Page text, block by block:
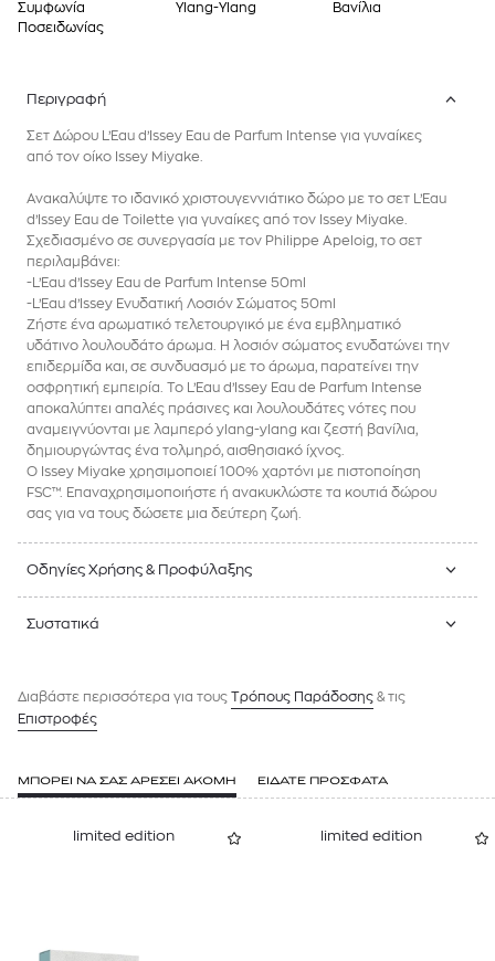
Συμφωνία
Ποσειδωνίας
Ylang-Ylang Βανίλια
Περιγραφή
Σετ Δώρου L’Eau d’Issey Eau de Parfum Intense για γυναίκες
από τον οίκο Issey Miyake.
Ανακαλύψτε το ιδανικό χριστουγεννιάτικο δώρο με το σετ L’Eau
d’Issey Eau de Toilette για γυναίκες από τον Issey Miyake.
Σχεδιασμένο σε συνεργασία με τον Philippe Apeloig, το σετ
περιλαμβάνει:
-L’Eau d’Issey Eau de Parfum Intense 50ml
-L’Eau d’Issey Ενυδατική Λοσιόν Σώματος 50ml
Ζήστε ένα αρωματικό τελετουργικό με ένα εμβληματικό
υδάτινο λουλουδάτο άρωμα. Η λοσιόν σώματος ενυδατώνει την
επιδερμίδα και, σε συνδυασμό με το άρωμα, παρατείνει την
οσφρητική εμπειρία. Το L’Eau d’Issey Eau de Parfum Intense
αποκαλύπτει απαλές πράσινες και λουλουδάτες νότες που
αναμειγνύονται με λαμπερό ylang-ylang και ζεστή βανίλια,
δημιουργώντας ένα τολμηρό, αισθησιακό ίχνος.
Ο Issey Miyake χρησιμοποιεί 100% χαρτόνι με πιστοποίηση
FSC™. Επαναχρησιμοποιήστε ή ανακυκλώστε τα κουτιά δώρου
σας για να τους δώσετε μια δεύτερη ζωή.
Οδηγίες Χρήσης & Προφύλαξης
Συστατικά
Διαβάστε περισσότερα για τους Tρόπους Παράδοσης & τις
Επιστροφές
ΜΠΟΡΕΙ ΝΑ ΣΑΣ ΑΡΕΣΕΙ ΑΚΟΜΗ ΕΙΔΑΤΕ ΠΡΟΣΦΑΤΑ
limited edition limited edition